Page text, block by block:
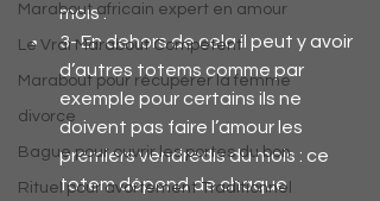
Marabout africain expert en amour
Le Vrai Marabout Compétent
Marabout pour récupérer la femme
divorce
Bague pour ouvrir les portes du bon
Rituel pour avortement Traditionnel
mois .
3- En dehors de cela il peut y avoir
d’autres totems comme par
exemple pour certains ils ne
doivent pas faire l’amour les
premiers vendredis du mois : ce
totem dépend de chaque